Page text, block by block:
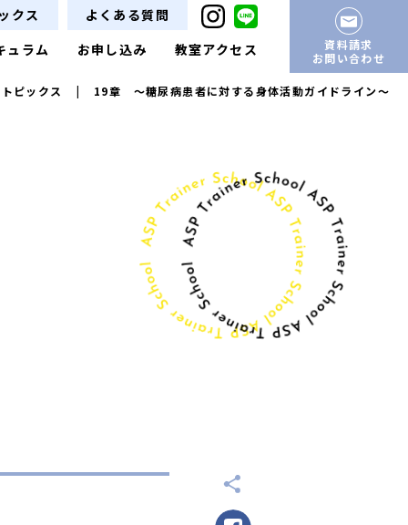
クス
よくある質問
ュラム
お申し込み 教室アクセス
資料請求
お問い合わせ
ピックス | 19章 〜糖尿病患者に対する身体活動ガイドライン〜